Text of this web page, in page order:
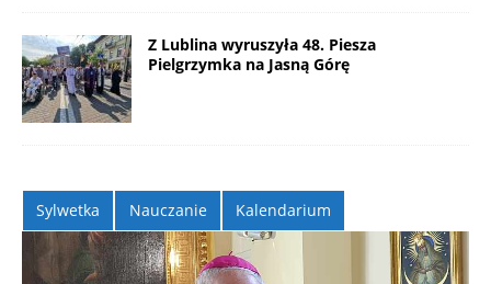
Z Lublina wyruszyła 48. Piesza
Pielgrzymka na Jasną Górę
Sylwetka Nauczanie Kalendarium